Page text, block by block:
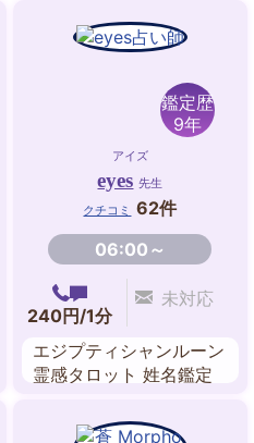
鑑定歴
9年
アイズ
eyes 先生
クチコミ
62件
06:00～
240円/1分
未対応
エジプティシャンルーン
霊感タロット 姓名鑑定
タロット ビブリオマン